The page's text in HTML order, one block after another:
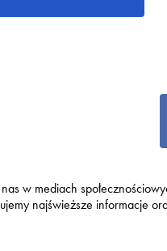
nas w mediach
najświeższe informacje